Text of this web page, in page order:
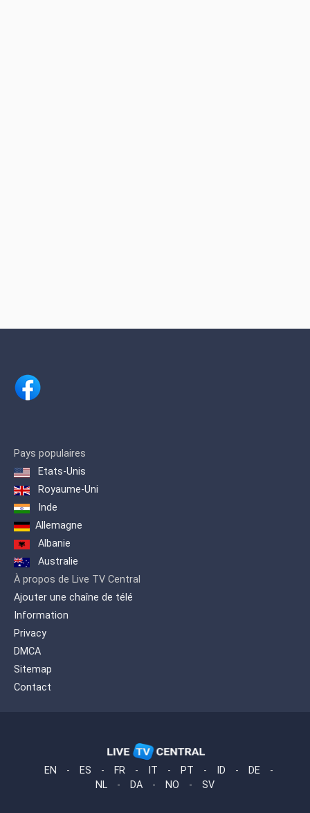
Pays populaires
Etats-Unis
Royaume-Uni
Inde
Allemagne
Albanie
Australie
À propos de Live TV Central
Ajouter une chaîne de télé
Information
Privacy
DMCA
Sitemap
Contact
EN - ES - FR - IT - PT - ID - DE
-
NL
- DA - NO - SV